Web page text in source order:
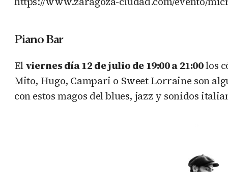
Piano Bar
Elviernes día 12 de julio de 19:00 a 21:00los
Mito, Hugo, Campari o Sweet Lorraine son
con estos magos del blues, jazz y sonidos